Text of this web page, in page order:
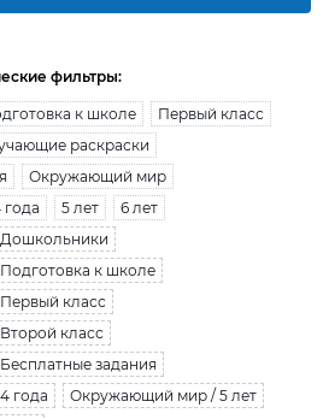
фильтры:
к школе
Первый класс
раскраски
Окружающий мир
года 5 лет
6 лет
к школе
класс
класс
задания
года
Окружающий мир / 5 лет